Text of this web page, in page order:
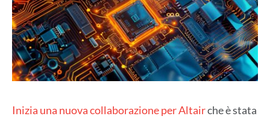
Inizia una nuova collaborazione per Altairche è stata